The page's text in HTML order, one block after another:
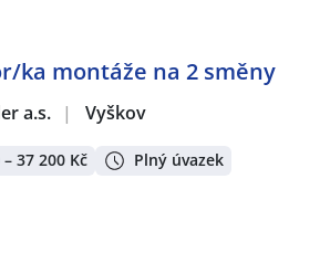
ka montáže na 2 směny
a.s. | Vyškov
37 200 Kč Plný úvazek